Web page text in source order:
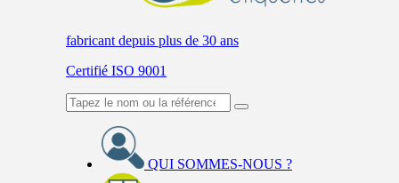
fabricant depuis plus de 30 ans
Certifié ISO 9001
QUI SOMMES-NOUS ?